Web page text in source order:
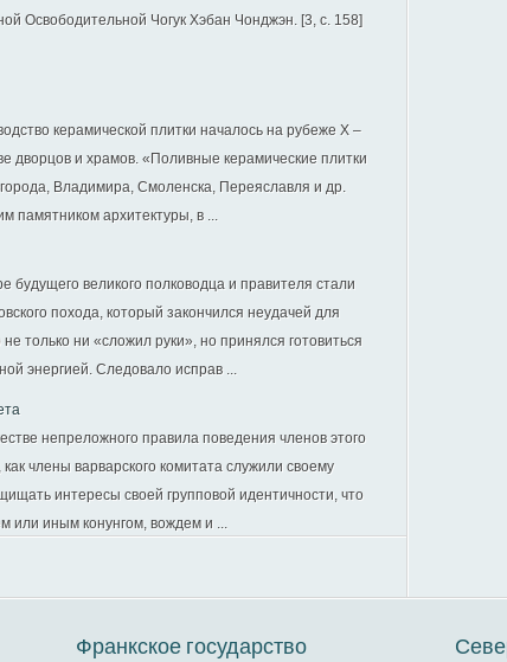
Освободительной Чогук Хэбан Чонджэн. [3, с. 158]
керамической плитки началось на рубеже X –
дворцов и храмов. «Поливные керамические плитки
Владимира, Смоленска, Переяславля и др.
памятником архитектуры, в ...
великого полководца и правителя стали
похода, который закончился неудачей для
только ни «сложил руки», но принялся готовиться
энергией. Следовало исправ ...
непреложного правила поведения членов этого
члены варварского комитата служили своему
интересы своей групповой идентичности, что
или иным конунгом, вождем и ...
Франкское государство